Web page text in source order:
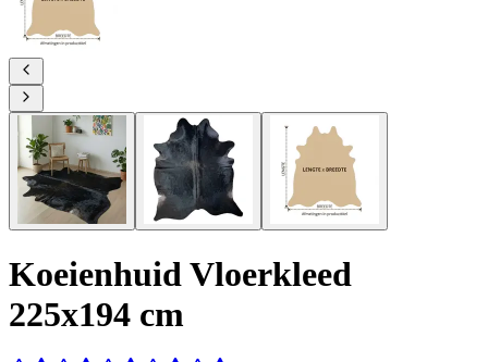
Koeienhuid Vloerkleed
225x194 cm